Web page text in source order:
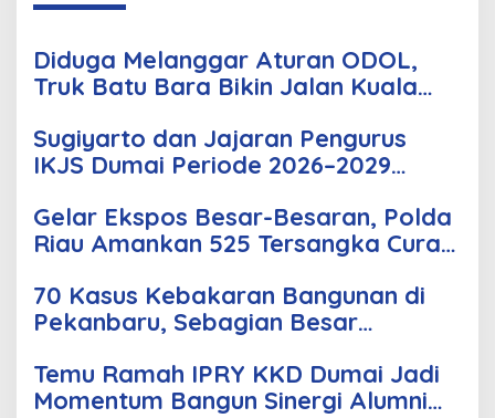
Diduga Melanggar Aturan ODOL,
Truk Batu Bara Bikin Jalan Kuala
Sugiyarto dan Jajaran Pengurus
IKJS Dumai Periode 2026–2029
Gelar Ekspos Besar-Besaran, Polda
Riau Amankan 525 Tersangka Curat,
70 Kasus Kebakaran Bangunan di
Pekanbaru, Sebagian Besar
Temu Ramah IPRY KKD Dumai Jadi
Momentum Bangun Sinergi Alumni